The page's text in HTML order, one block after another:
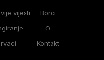
vijesti
Borci
O.
Kontakt